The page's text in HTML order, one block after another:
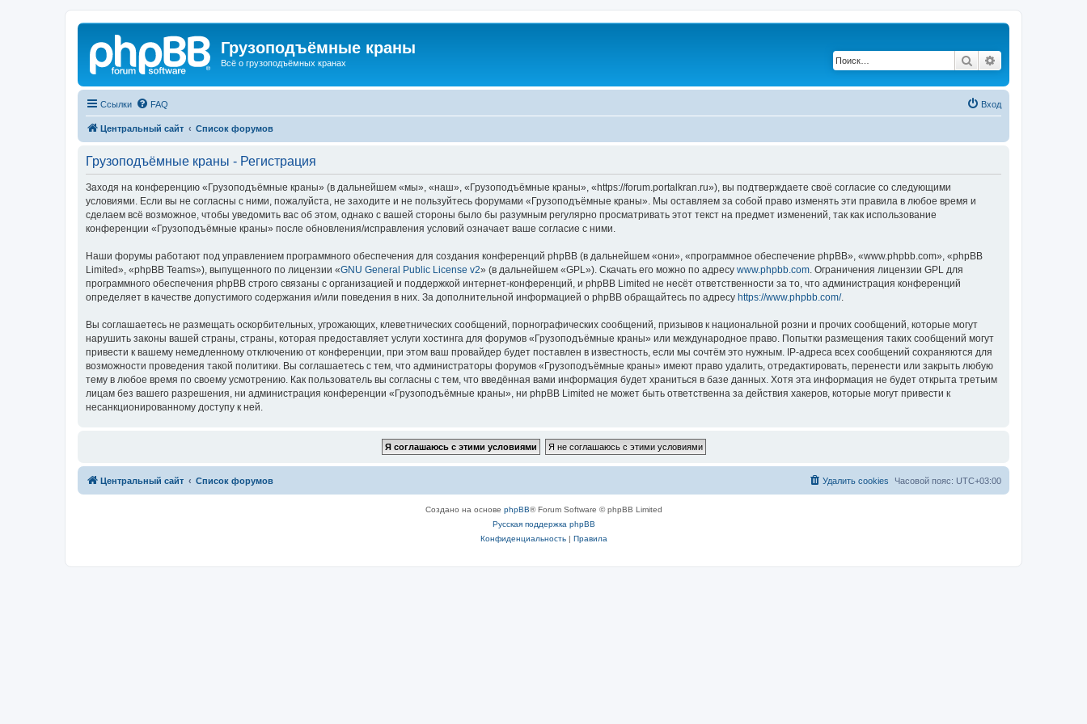
Грузоподъёмные краны
Всё о грузоподъёмных кранах Поиск
Ссылки FAQ Вход
Центральный сайт Список форумов
Грузоподъёмные краны - Регистрация
Заходя на конференцию «Грузоподъёмные краны» (в дальнейшем «мы», «наш», «Грузоподъёмные краны», «https://forum.portalkran.ru»), вы подтверждаете своё согласие со следующими
условиями. Если вы не согласны с ними, пожалуйста, не заходите и не пользуйтесь форумами «Грузоподъёмные краны». Мы оставляем за собой право изменять эти правила в любое время и
сделаем всё возможное, чтобы уведомить вас об этом, однако с вашей стороны было бы разумным регулярно просматривать этот текст на предмет изменений, так как использование
конференции «Грузоподъёмные краны» после обновления/исправления условий означает ваше согласие с ними.
Наши форумы работают под управлением программного обеспечения для создания конференций phpBB (в дальнейшем «они», «программное обеспечение phpBB», «www.phpbb.com», «phpBB
Limited», «phpBB Teams»), выпущенного по лицензии «GNU General Public License v2» (в дальнейшем «GPL»). Скачать его можно по адресу www.phpbb.com . Ограничения лицензии GPL для
программного обеспечения phpBB строго связаны с организацией и поддержкой интернет-конференций, и phpBB Limited не несёт ответственности за то, что администрация конференций
определяет в качестве допустимого содержания и/или поведения в них. За дополнительной информацией о phpBB обращайтесь по адресу https://www.phpbb.com/.
Вы соглашаетесь не размещать оскорбительных, угрожающих, клеветнических сообщений, порнографических сообщений, призывов к национальной розни и прочих сообщений, которые могут
нарушить законы вашей страны, страны, которая предоставляет услуги хостинга для форумов «Грузоподъёмные краны» или международное право. Попытки размещения таких сообщений могут
привести к вашему немедленному отключению от конференции, при этом ваш провайдер будет поставлен в известность, если мы сочтём это нужным. IP-адреса всех сообщений сохраняются для
возможности проведения такой политики. Вы соглашаетесь с тем, что администраторы форумов «Грузоподъёмные краны» имеют право удалить, отредактировать, перенести или закрыть любую
тему в любое время по своему усмотрению. Как пользователь вы согласны с тем, что введённая вами информация будет храниться в базе данных. Хотя эта информация не будет открыта третьим
лицам без вашего разрешения, ни администрация конференции «Грузоподъёмные краны», ни phpBB Limited не может быть ответственна за действия хакеров, которые могут привести к
несанкционированному доступу к ней.
Центральный сайт Список форумов Часовой пояс: UTC+03:00
Удалить cookies
Создано на основе phpBB® Forum Software © phpBB Limited
Русская поддержка phpBB
Конфиденциальность| Правила